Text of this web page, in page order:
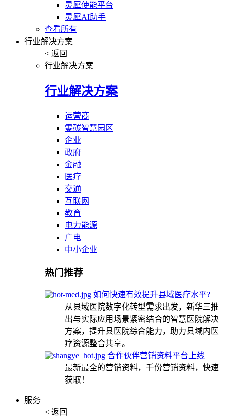
灵犀使能平台
灵犀AI助手
查看所有
行业解决方案
< 返回
行业解决方案
行业解决方案
运营商
零碳智慧园区
企业
政府
金融
医疗
交通
互联网
教育
电力能源
广电
中小企业
热门推荐
如何快速有效提升县域医疗水平?
从县域医院数字化转型需求出发，新华三推
出与实际应用场景紧密结合的智慧医院解决
方案，提升县医院综合能力，助力县域内医
疗资源整合共享。
合作伙伴营销资料平台上线
最新最全的营销资料，千份营销资料，快速
获取！
服务
< 返回